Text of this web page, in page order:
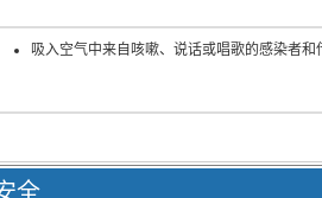
吸入空气中来自咳嗽、说话或唱歌的感染者
全